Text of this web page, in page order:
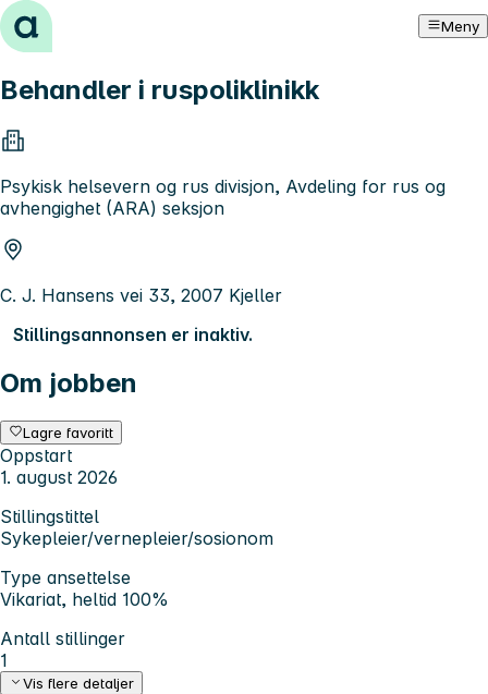
Hopp til innhold Meny
Behandler i ruspoliklinikk
Psykisk helsevern og rus divisjon, Avdeling for rus og
avhengighet (ARA) seksjon
C. J. Hansens vei 33, 2007 Kjeller
Stillingsannonsen er inaktiv.
Om jobben
Lagre favoritt
Oppstart
1. august 2026
Stillingstittel
Sykepleier/vernepleier/sosionom
Type ansettelse
Vikariat, heltid 100%
Antall stillinger
1
Vis flere detaljer